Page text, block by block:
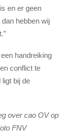
en er geen
hebben wij
handreiking
conflict te
ligt bij de
over cao OV op
FNV